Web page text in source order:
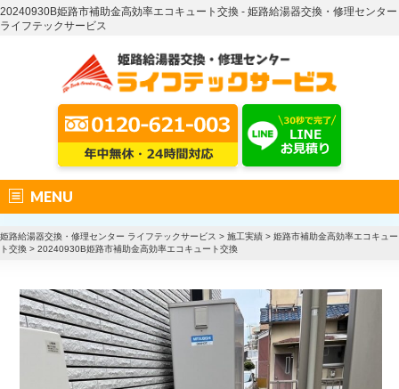
20240930B姫路市補助金高効率エコキュート交換 - 姫路給湯器交換・修理センター
ライフテックサービス
MENU
姫路給湯器交換・修理センター ライフテックサービス > 施工実績 > 姫路市補助金高効率エコキュー
ト交換 > 20240930B姫路市補助金高効率エコキュート交換